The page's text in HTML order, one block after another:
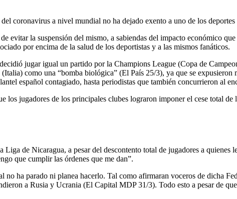
coronavirus a nivel mundial no ha dejado exento a uno de los
evitar la suspensión del mismo, a sabiendas del impacto económico
por encima de la salud de los deportistas y a las mismos fanáticos.
jugar igual un partido por la Champions League (Copa de
como una “bomba biológica” (El País 25/3), ya que se expusieron
español contagiado, hasta periodistas que también concurrieron al
los jugadores de los principales clubes lograron imponer el cese total de
de Nicaragua, a pesar del descontento total de jugadores a
que cumplir las órdenes que me dan”.
ha parado ni planea hacerlo. Tal como afirmaran voceros de dicha
a Rusia y Ucrania (El Capital MDP 31/3). Todo esto a pesar de